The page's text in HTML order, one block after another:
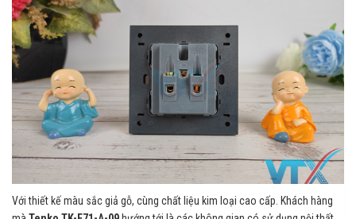
Với thiết kế màu sắc giả gỗ, cùng chất liệu kim loại cao cấp. Khách hàng